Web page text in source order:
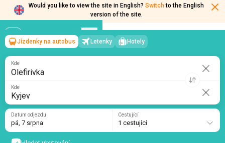
Would you like to view the site in English? Switch to the English
version of the site.
Olefirivka
Jízdenky na autobus Letenky Hotely
Kde
Datum odjezdu
pá, 7 srpna
Hledat ubytování